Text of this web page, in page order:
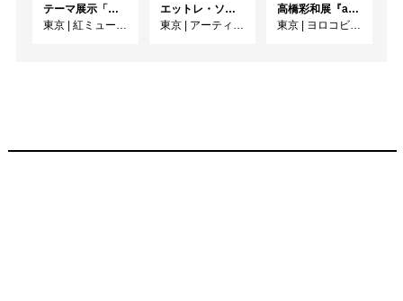
テーマ展示「型紙 KATAGAMI Collection」
東京 | 紅ミュージアム
エットレ・ソットサス —魔法がはじまるとき、デザインは生まれる
東京 | アーティゾン美術館
高橋彩和展『asobo』
東京 | ヨロコビtoギャラリー